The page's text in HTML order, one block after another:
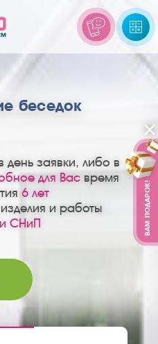
беседок
день заявки, либо в
для Вас время
6 лет
и работы
СНиП ВАМ ПОДАРОК!